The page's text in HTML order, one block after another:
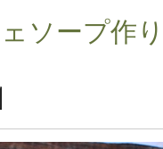
ソープ作